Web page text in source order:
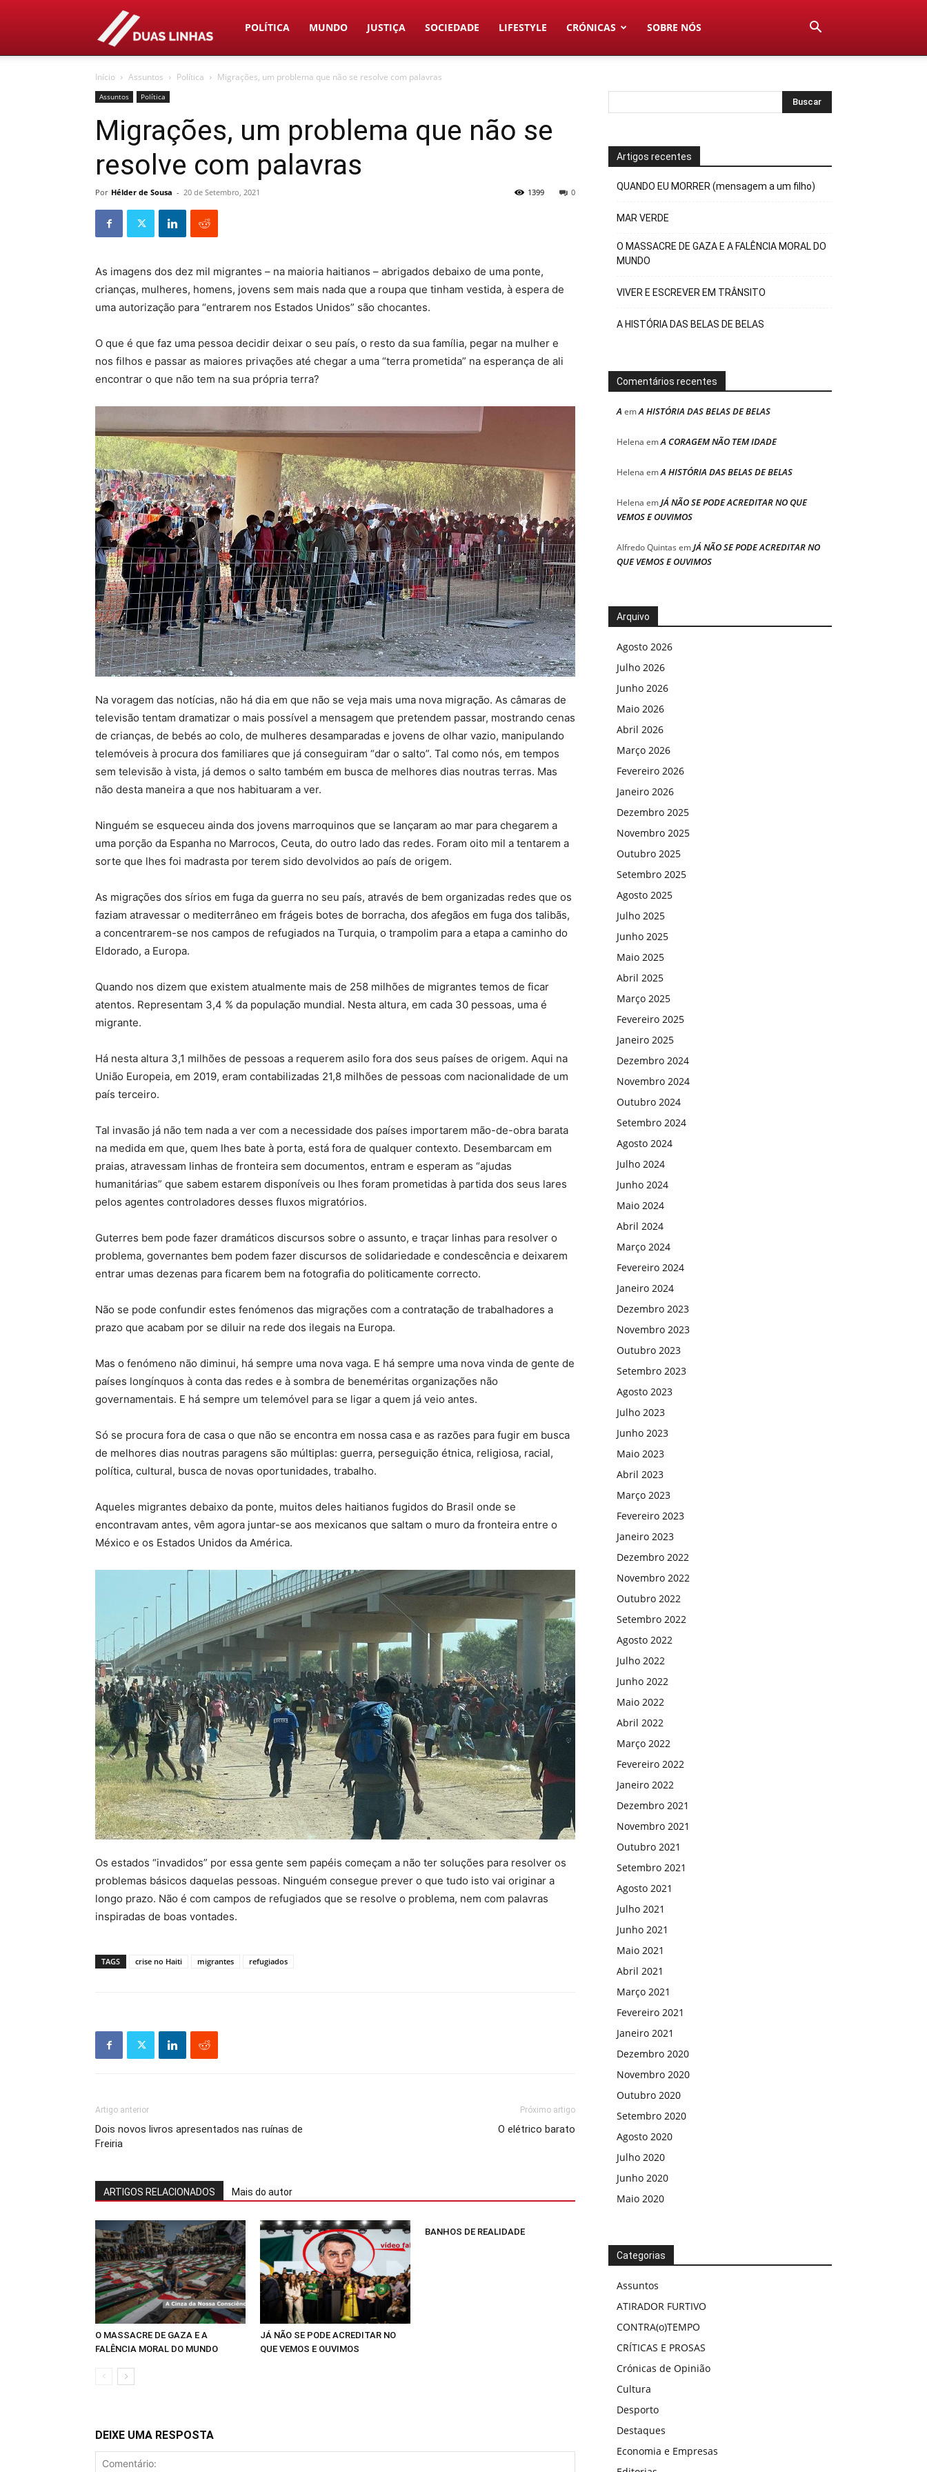
Duas
Linhas
POLÍTICA MUNDO JUSTIÇA SOCIEDADE LIFESTYLE CRÓNICAS SOBRE NÓS
Início Assuntos Política Migrações, um problema que não se resolve com palavras
Assuntos Política
Migrações, um problema que não se
resolve com palavras
Por Hélder de Sousa - 20 de Setembro, 2021 0
1399
As imagens dos dez mil migrantes – na maioria haitianos – abrigados debaixo de uma ponte,
crianças, mulheres, homens, jovens sem mais nada que a roupa que tinham vestida, à espera de
uma autorização para “entrarem nos Estados Unidos” são chocantes.
O que é que faz uma pessoa decidir deixar o seu país, o resto da sua família, pegar na mulher e
nos filhos e passar as maiores privações até chegar a uma “terra prometida” na esperança de ali
encontrar o que não tem na sua própria terra?
Na voragem das notícias, não há dia em que não se veja mais uma nova migração. As câmaras de
televisão tentam dramatizar o mais possível a mensagem que pretendem passar, mostrando cenas
de crianças, de bebés ao colo, de mulheres desamparadas e jovens de olhar vazio, manipulando
telemóveis à procura dos familiares que já conseguiram “dar o salto”. Tal como nós, em tempos
sem televisão à vista, já demos o salto também em busca de melhores dias noutras terras. Mas
não desta maneira a que nos habituaram a ver.
Ninguém se esqueceu ainda dos jovens marroquinos que se lançaram ao mar para chegarem a
uma porção da Espanha no Marrocos, Ceuta, do outro lado das redes. Foram oito mil a tentarem a
sorte que lhes foi madrasta por terem sido devolvidos ao país de origem.
As migrações dos sírios em fuga da guerra no seu país, através de bem organizadas redes que os
faziam atravessar o mediterrâneo em frágeis botes de borracha, dos afegãos em fuga dos talibãs,
a concentrarem-se nos campos de refugiados na Turquia, o trampolim para a etapa a caminho do
Eldorado, a Europa.
Quando nos dizem que existem atualmente mais de 258 milhões de migrantes temos de ficar
atentos. Representam 3,4 % da população mundial. Nesta altura, em cada 30 pessoas, uma é
migrante.
Há nesta altura 3,1 milhões de pessoas a requerem asilo fora dos seus países de origem. Aqui na
União Europeia, em 2019, eram contabilizadas 21,8 milhões de pessoas com nacionalidade de um
país terceiro.
Tal invasão já não tem nada a ver com a necessidade dos países importarem mão-de-obra barata
na medida em que, quem lhes bate à porta, está fora de qualquer contexto. Desembarcam em
praias, atravessam linhas de fronteira sem documentos, entram e esperam as “ajudas
humanitárias” que sabem estarem disponíveis ou lhes foram prometidas à partida dos seus lares
pelos agentes controladores desses fluxos migratórios.
Guterres bem pode fazer dramáticos discursos sobre o assunto, e traçar linhas para resolver o
problema, governantes bem podem fazer discursos de solidariedade e condescência e deixarem
entrar umas dezenas para ficarem bem na fotografia do politicamente correcto.
Não se pode confundir estes fenómenos das migrações com a contratação de trabalhadores a
prazo que acabam por se diluir na rede dos ilegais na Europa.
Mas o fenómeno não diminui, há sempre uma nova vaga. E há sempre uma nova vinda de gente de
países longínquos à conta das redes e à sombra de beneméritas organizações não
governamentais. E há sempre um telemóvel para se ligar a quem já veio antes.
Só se procura fora de casa o que não se encontra em nossa casa e as razões para fugir em busca
de melhores dias noutras paragens são múltiplas: guerra, perseguição étnica, religiosa, racial,
política, cultural, busca de novas oportunidades, trabalho.
Aqueles migrantes debaixo da ponte, muitos deles haitianos fugidos do Brasil onde se
encontravam antes, vêm agora juntar-se aos mexicanos que saltam o muro da fronteira entre o
México e os Estados Unidos da América.
Os estados “invadidos” por essa gente sem papéis começam a não ter soluções para resolver os
problemas básicos daquelas pessoas. Ninguém consegue prever o que tudo isto vai originar a
longo prazo. Não é com campos de refugiados que se resolve o problema, nem com palavras
inspiradas de boas vontades.
TAGS crise no Haiti migrantes refugiados
Artigo anterior
Dois novos livros apresentados nas ruínas de
Freiria
Próximo artigo
O elétrico barato
ARTIGOS RELACIONADOS Mais do autor
O MASSACRE DE GAZA E A
FALÊNCIA MORAL DO MUNDO
JÁ NÃO SE PODE ACREDITAR NO
QUE VEMOS E OUVIMOS
BANHOS DE REALIDADE
DEIXE UMA RESPOSTA
Artigos recentes
QUANDO EU MORRER (mensagem a um filho)
MAR VERDE
O MASSACRE DE GAZA E A FALÊNCIA MORAL DO
MUNDO
VIVER E ESCREVER EM TRÂNSITO
A HISTÓRIA DAS BELAS DE BELAS
Comentários recentes
A emA HISTÓRIA DAS BELAS DE BELAS
Helena emA CORAGEM NÃO TEM IDADE
Helena emA HISTÓRIA DAS BELAS DE BELAS
Helena emJÁ NÃO SE PODE ACREDITAR NO QUE
VEMOS E OUVIMOS
Alfredo Quintas emJÁ NÃO SE PODE ACREDITAR NO
QUE VEMOS E OUVIMOS
Arquivo
Agosto 2026
Julho 2026
Junho 2026
Maio 2026
Abril 2026
Março 2026
Fevereiro 2026
Janeiro 2026
Dezembro 2025
Novembro 2025
Outubro 2025
Setembro 2025
Agosto 2025
Julho 2025
Junho 2025
Maio 2025
Abril 2025
Março 2025
Fevereiro 2025
Janeiro 2025
Dezembro 2024
Novembro 2024
Outubro 2024
Setembro 2024
Agosto 2024
Julho 2024
Junho 2024
Maio 2024
Abril 2024
Março 2024
Fevereiro 2024
Janeiro 2024
Dezembro 2023
Novembro 2023
Outubro 2023
Setembro 2023
Agosto 2023
Julho 2023
Junho 2023
Maio 2023
Abril 2023
Março 2023
Fevereiro 2023
Janeiro 2023
Dezembro 2022
Novembro 2022
Outubro 2022
Setembro 2022
Agosto 2022
Julho 2022
Junho 2022
Maio 2022
Abril 2022
Março 2022
Fevereiro 2022
Janeiro 2022
Dezembro 2021
Novembro 2021
Outubro 2021
Setembro 2021
Agosto 2021
Julho 2021
Junho 2021
Maio 2021
Abril 2021
Março 2021
Fevereiro 2021
Janeiro 2021
Dezembro 2020
Novembro 2020
Outubro 2020
Setembro 2020
Agosto 2020
Julho 2020
Junho 2020
Maio 2020
Categorias
Assuntos
ATIRADOR FURTIVO
CONTRA(o)TEMPO
CRÍTICAS E PROSAS
Crónicas de Opinião
Cultura
Desporto
Destaques
Economia e Empresas